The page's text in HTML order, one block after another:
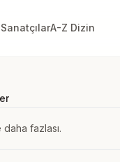
SanatçılarA-Z Dizin
daha fazlası.